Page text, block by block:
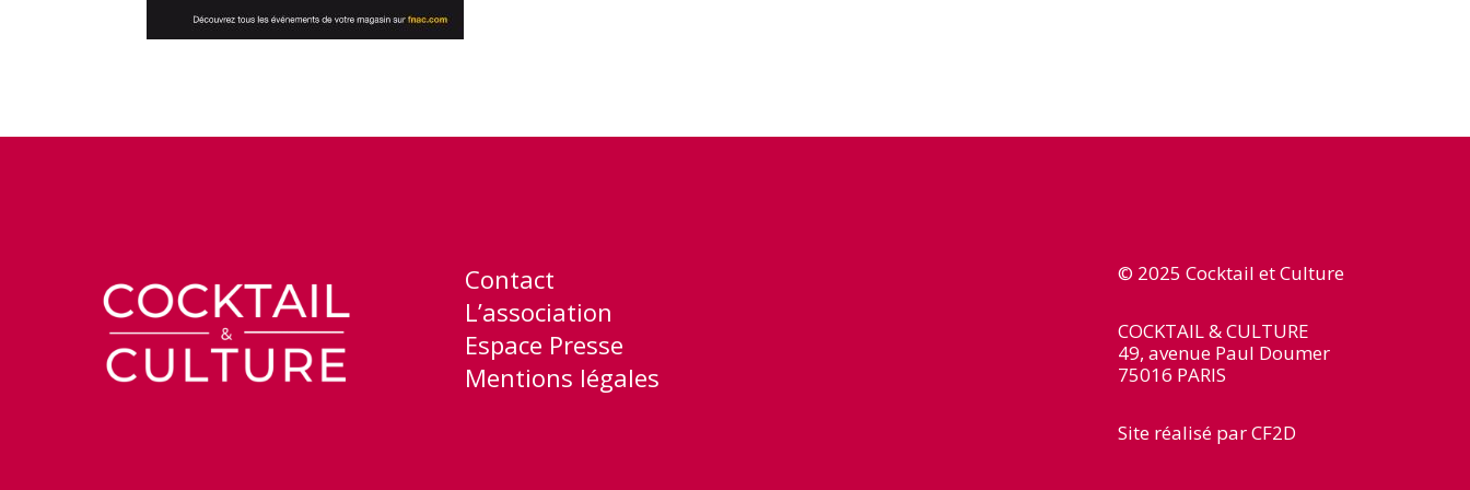
Contact
L’association
Espace Presse
Mentions légales
© 2025 Cocktail et Culture
COCKTAIL & CULTURE
49, avenue Paul Doumer
75016 PARIS
Site réalisé parCF2D